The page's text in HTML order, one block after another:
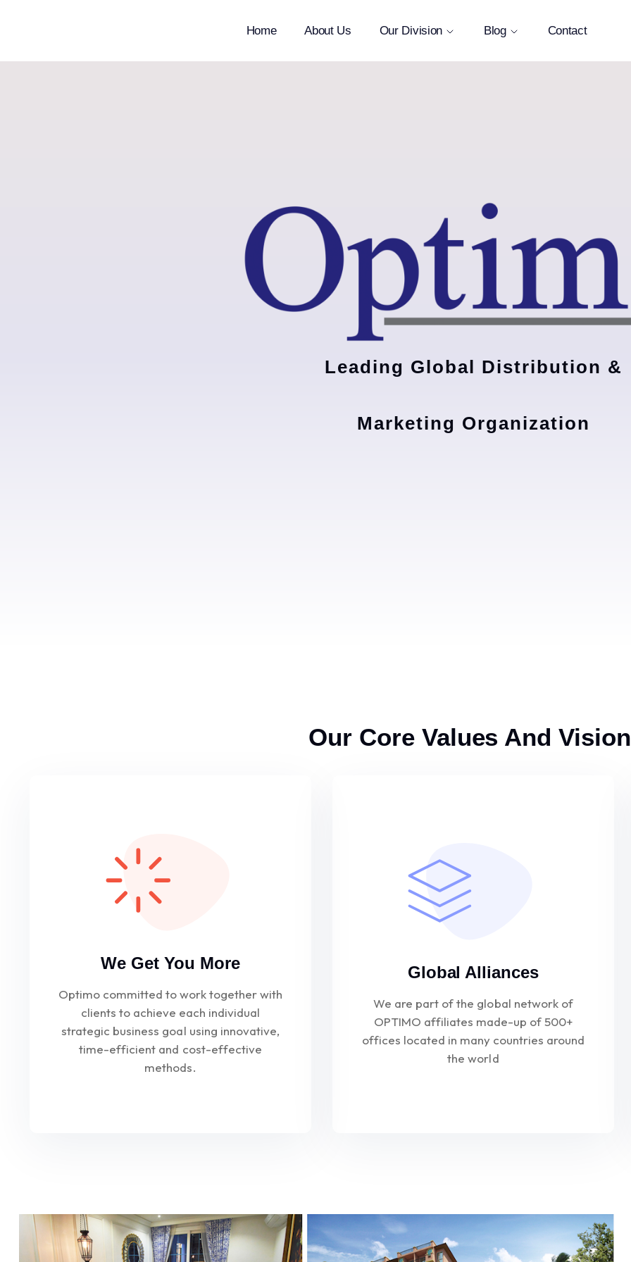
Home About Us Our Division Blog Contact
Leading Global Distribution &
Marketing Organization
Our Core Values And
We Get You More
Optimo committed to work together with
clients to achieve each individual
strategic business goal using innovative,
time-efficient and cost-effective
methods.
Global Alliances
We are part of the global network of
OPTIMO affiliates made-up of 500+
offices located in many countries around
the world